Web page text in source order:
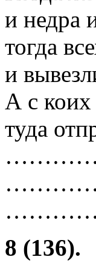
и недра
тогда
и
А с коих
туда
8 (136).